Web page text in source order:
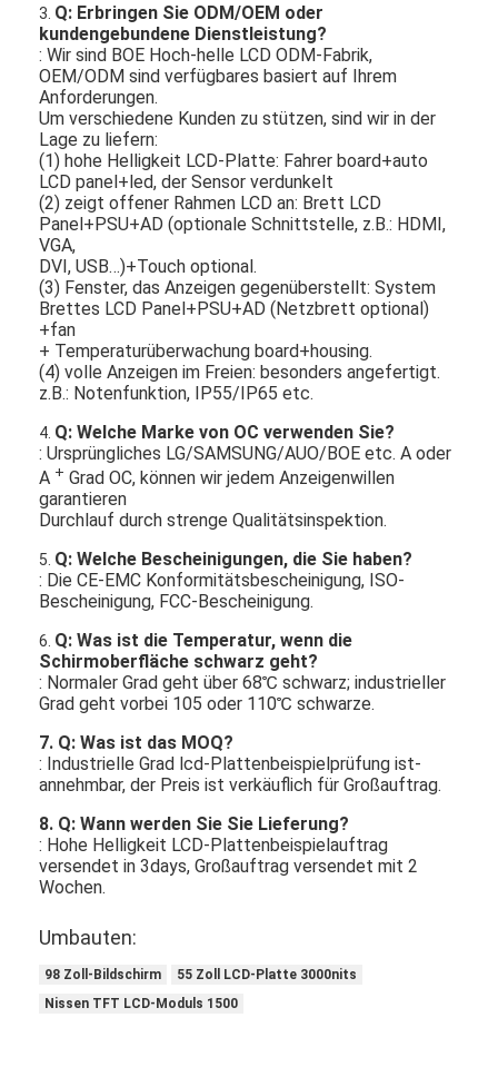
3. Q: Erbringen Sie ODM/OEM oder
kundengebundene Dienstleistung?
: Wir sind BOE Hoch-helle LCD ODM-Fabrik,
OEM/ODM sind verfügbares basiert auf Ihrem
Anforderungen.
Um verschiedene Kunden zu stützen, sind wir in der
Lage zu liefern:
(1) hohe Helligkeit LCD-Platte: Fahrer board+auto
LCD panel+led, der Sensor verdunkelt
(2) zeigt offener Rahmen LCD an: Brett LCD
Panel+PSU+AD (optionale Schnittstelle, z.B.: HDMI,
VGA,
DVI, USB…)+Touch optional.
(3) Fenster, das Anzeigen gegenüberstellt: System
Brettes LCD Panel+PSU+AD (Netzbrett optional)
+fan
+ Temperaturüberwachung board+housing.
(4) volle Anzeigen im Freien: besonders angefertigt.
z.B.: Notenfunktion, IP55/IP65 etc.
4. Q: Welche Marke von OC verwenden Sie?
: Ursprüngliches LG/SAMSUNG/AUO/BOE etc. A oder
A + Grad OC, können wir jedem Anzeigenwillen
garantieren
Durchlauf durch strenge Qualitätsinspektion.
5. Q: Welche Bescheinigungen, die Sie haben?
: Die CE-EMC Konformitätsbescheinigung, ISO-
Bescheinigung, FCC-Bescheinigung.
6. Q: Was ist die Temperatur, wenn die
Schirmoberfläche schwarz geht?
: Normaler Grad geht über 68℃ schwarz; industrieller
Grad geht vorbei 105 oder 110℃ schwarze.
7. Q: Was ist das MOQ?
: Industrielle Grad lcd-Plattenbeispielprüfung ist-
annehmbar, der Preis ist verkäuflich für Großauftrag.
8. Q: Wann werden Sie Sie Lieferung?
: Hohe Helligkeit LCD-Plattenbeispielauftrag
versendet in 3days, Großauftrag versendet mit 2
Wochen.
Umbauten:
98 Zoll-Bildschirm
55 Zoll LCD-Platte 3000nits
Nissen TFT LCD-Moduls 1500